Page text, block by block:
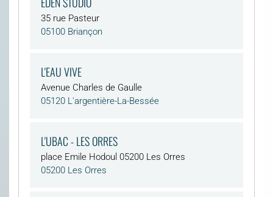
35 rue Pasteur
05100 Briançon
L'EAU VIVE
Avenue Charles de Gaulle
05120 L'argentière-La-Bessée
L'UBAC - LES ORRES
place Emile Hodoul 05200 Les Orres
05200 Les Orres